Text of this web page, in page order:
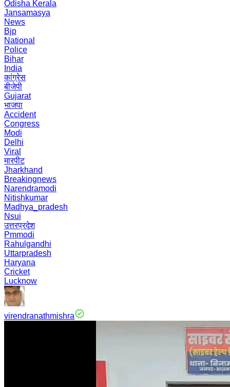
Odisha Kerala
Jansamasya
News
Bjp
National
Police
Bihar
India
कांग्रेस
बीजेपी
Gujarat
भाजपा
Accident
Congress
Modi
Delhi
Viral
मारपीट
Jharkhand
Breakingnews
Narendramodi
Nitishkumar
Madhya_pradesh
Nsui
उत्तरप्रदेश
Pmmodi
Rahulgandhi
Uttarpradesh
Haryana
Cricket
Lucknow
virendranathmishra